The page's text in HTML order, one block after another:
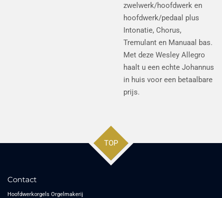
zwelwerk/hoofdwerk en
hoofdwerk/pedaal plus
Intonatie, Chorus,
Tremulant en Manuaal bas.
Met deze Wesley Allegro
haalt u een echte Johannus
in huis voor een betaalbare
prijs.
TOP
Contact
Hoofdwerkorgels Orgelmakerij